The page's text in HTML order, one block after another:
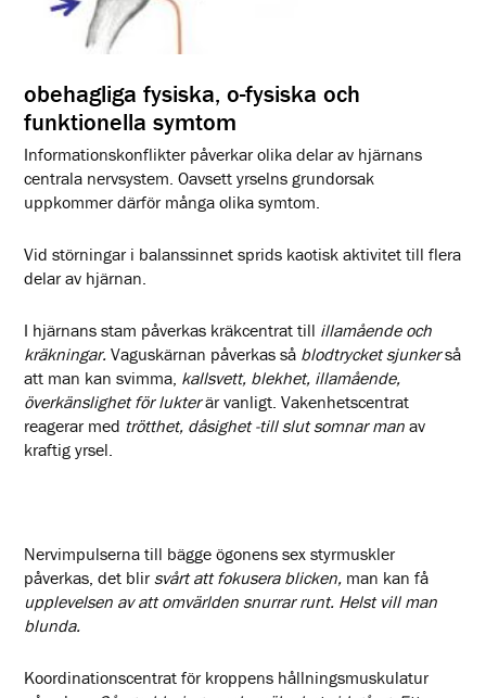
obehagliga fysiska, o-fysiska och
funktionella symtom
Informationskonflikter påverkar olika delar av hjärnans
centrala nervsystem. Oavsett yrselns grundorsak
uppkommer därför många olika symtom.
Vid störningar i balanssinnet sprids kaotisk aktivitet till flera
delar av hjärnan.
I hjärnans stam påverkas kräkcentrat till illamående och
kräkningar.Vaguskärnan påverkas så blodtrycket sjunkerså
att man kan svimma, kallsvett, blekhet, illamående,
överkänslighet för lukterär vanligt. Vakenhetscentrat
reagerar med trötthet, dåsighet -till slut somnar man av
kraftig yrsel.
Nervimpulserna till bägge ögonens sex styrmuskler
påverkas, det blirsvårt att fokusera blicken, man kan få
upplevelsen av att omvärlden snurrar runt. Helst vill man
blunda.
Koordinationscentrat för kroppens hållningsmuskulatur